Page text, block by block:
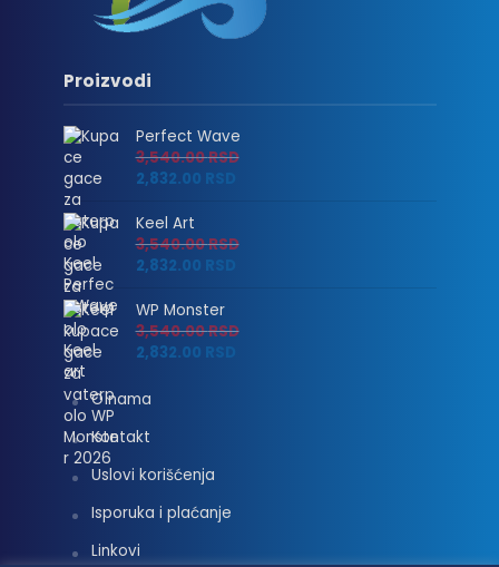
Proizvodi
Perfect Wave
3,540.00RSD
2,832.00 RSD
Keel Art
3,540.00RSD
2,832.00 RSD
WP Monster
3,540.00RSD
2,832.00 RSD
O nama
Kontakt
Uslovi korišćenja
Isporuka i plaćanje
Linkovi